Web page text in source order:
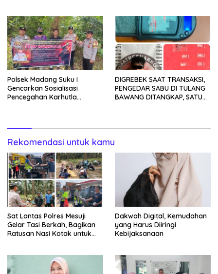
Polsek Madang Suku I
Gencarkan Sosialisasi
Pencegahan Karhutla
DIGREBEK SAAT TRANSAKSI,
PENGEDAR SABU DI TULANG
BAWANG DITANGKAP, SATU
Rekomendasi untuk kamu
Sat Lantas Polres Mesuji
Gelar Tasi Berkah, Bagikan
Ratusan Nasi Kotak untuk
Dakwah Digital, Kemudahan
yang Harus Diiringi
Kebijaksanaan